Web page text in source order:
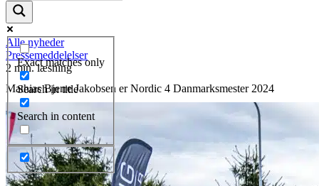
Exact matches only
Search in title
Search in content
Alle nyheder
Pressemeddelelser
2 min. læsning
Mathias Bjerre Jakobsen er Nordic 4 Danmarksmester 2024